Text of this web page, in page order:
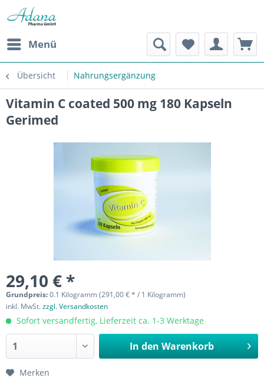
Menü
Übersicht Nahrungsergänzung
Vitamin C coated 500 mg 180 Kapseln
Gerimed
29,10 € *
Grundpreis:0.1 Kilogramm (291,00 € * / 1 Kilogramm)
inkl. MwSt.zzgl. Versandkosten
Sofort versandfertig, Lieferzeit ca. 1-3 Werktage
In den Warenkorb
Merken